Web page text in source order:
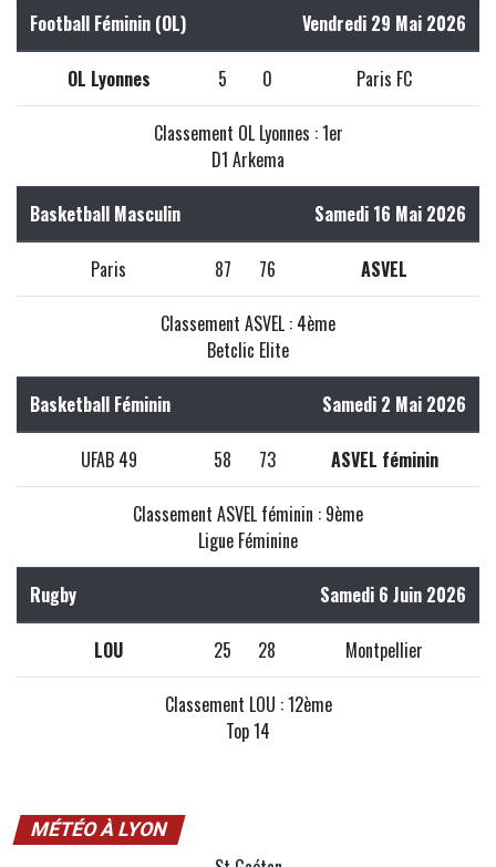
Football Féminin (OL) Vendredi 29 Mai 2026
OL Lyonnes 5 0 Paris FC
Classement OL Lyonnes : 1er
D1 Arkema
Basketball Masculin Samedi 16 Mai 2026
Paris 87 76 ASVEL
Classement ASVEL : 4ème
Betclic Elite
Basketball Féminin Samedi 2 Mai 2026
UFAB 49 58 73 ASVEL féminin
Classement ASVEL féminin : 9ème
Ligue Féminine
Rugby Samedi 6 Juin 2026
LOU 25 28 Montpellier
Classement LOU : 12ème
Top 14
MÉTÉO À LYON